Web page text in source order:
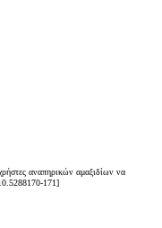
αναπηρικών αμαξιδίων να
171]